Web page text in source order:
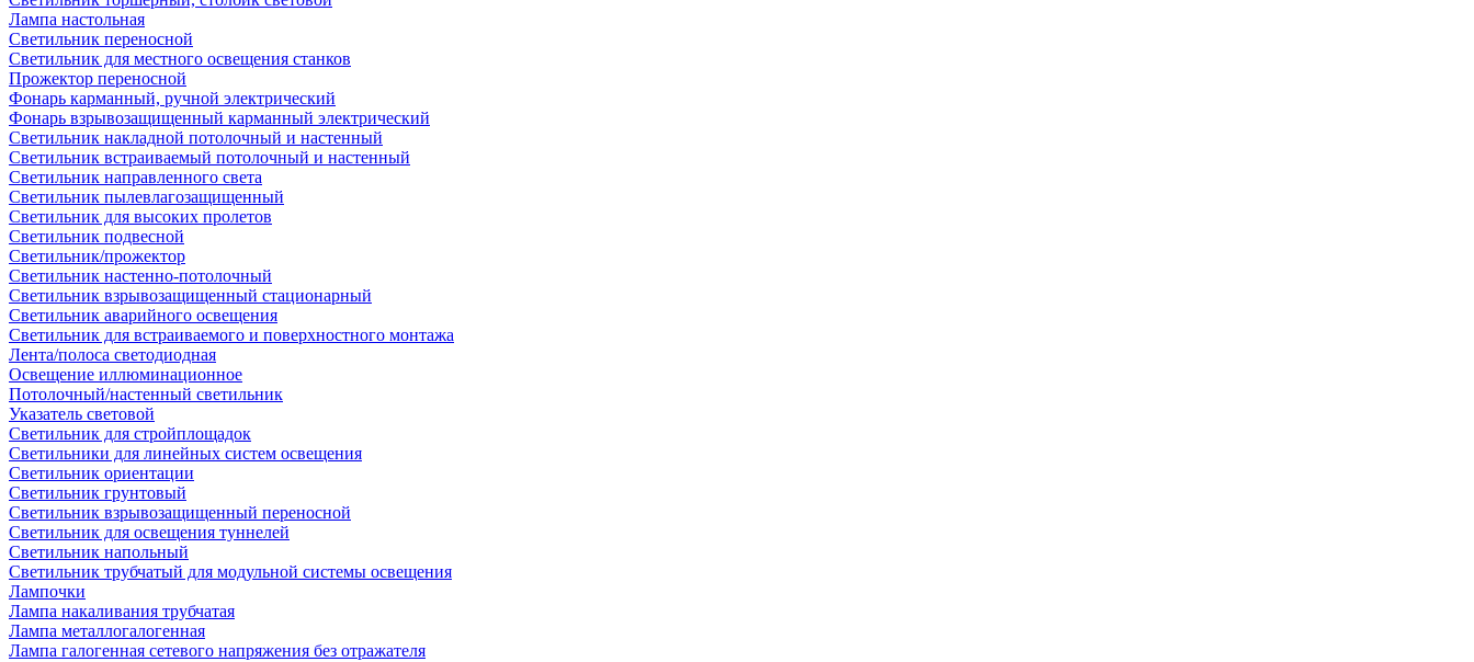
Лампа настольная
Светильник переносной
Светильник для местного освещения станков
Прожектор переносной
Фонарь карманный, ручной электрический
Фонарь взрывозащищенный карманный электрический
Светильник накладной потолочный и настенный
Светильник встраиваемый потолочный и настенный
Светильник направленного света
Светильник пылевлагозащищенный
Светильник для высоких пролетов
Светильник подвесной
Светильник/прожектор
Светильник настенно-потолочный
Светильник взрывозащищенный стационарный
Светильник аварийного освещения
Светильник для встраиваемого и поверхностного монтажа
Лента/полоса светодиодная
Освещение иллюминационное
Потолочный/настенный светильник
Указатель световой
Светильник для стройплощадок
Светильники для линейных систем освещения
Светильник ориентации
Светильник грунтовый
Светильник взрывозащищенный переносной
Светильник для освещения туннелей
Светильник напольный
Светильник трубчатый для модульной системы освещения
Лампочки
Лампа накаливания трубчатая
Лампа металлогалогенная
Лампа галогенная сетевого напряжения без отражателя